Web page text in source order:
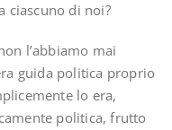
ciascuno di noi?
l’abbiamo mai
guida politica proprio
lo era,
politica, frutto